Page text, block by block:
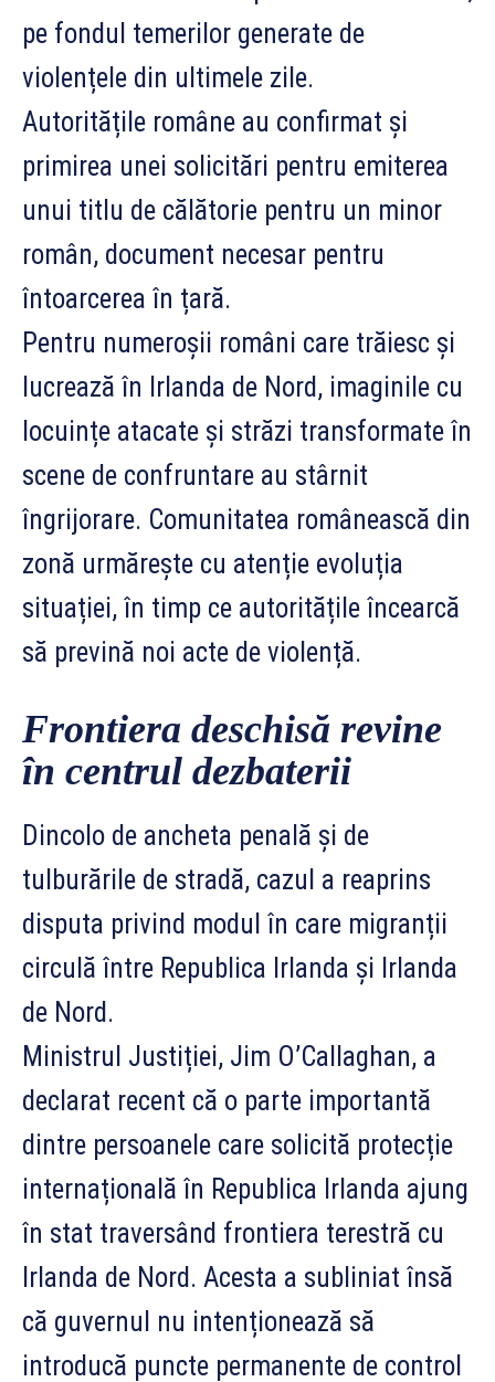
pe fondul temerilor generate de
violențele din ultimele zile.
Autoritățile române au confirmat și
primirea unei solicitări pentru emiterea
unui titlu de călătorie pentru un minor
român, document necesar pentru
întoarcerea în țară.
Pentru numeroșii români care trăiesc și
lucrează în Irlanda de Nord, imaginile cu
locuințe atacate și străzi transformate în
scene de confruntare au stârnit
îngrijorare. Comunitatea românească din
zonă urmărește cu atenție evoluția
situației, în timp ce autoritățile încearcă
să prevină noi acte de violență.
Frontiera deschisă revine
în centrul dezbaterii
Dincolo de ancheta penală și de
tulburările de stradă, cazul a reaprins
disputa privind modul în care migranții
circulă între Republica Irlanda și Irlanda
de Nord.
Ministrul Justiției, Jim O’Callaghan, a
declarat recent că o parte importantă
dintre persoanele care solicită protecție
internațională în Republica Irlanda ajung
în stat traversând frontiera terestră cu
Irlanda de Nord. Acesta a subliniat însă
că guvernul nu intenționează să
introducă puncte permanente de control